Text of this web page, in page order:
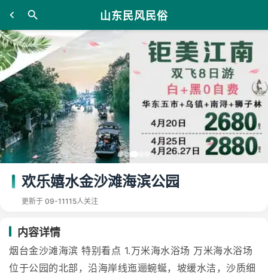
山东民风民俗
欢乐嬉水金沙滩海滨公园
更新于 09-11115人关注
内容详情
烟台金沙滩海滨 特别看点 1.万米海水浴场 万米海水浴场
位于公园的北部，沿海岸线迤逦蜿蜒，坡缓水洁，沙质细